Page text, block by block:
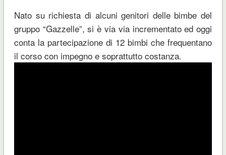
Nato su richiesta di alcuni genitori delle bimbe del
gruppo “Gazzelle”, si è via via incrementato ed oggi
conta la partecipazione di 12 bimbi che frequentano
il corso con impegno e soprattutto costanza.